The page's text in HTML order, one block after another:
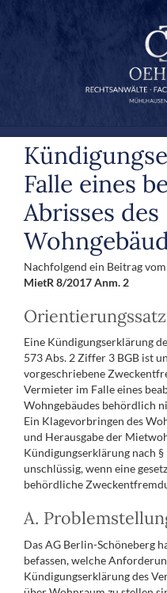
Falle eines
Abrisses des
Nachfolgend ein Beitrag
MietR 8/2017 Anm. 2
Eine Kündigungserklärung
573 Abs. 2 Ziffer 3 BGB ist
vorgeschriebene
Vermieter im Falle eines
Wohngebäudes behördlich
Ein Klagevorbringen des
und Herausgabe der
Kündigungserklärung nach
unschlüssig, wenn eine
behördliche
A.
Das AG Berlin-Schöneberg
befassen, welche
Kündigungserklärung des